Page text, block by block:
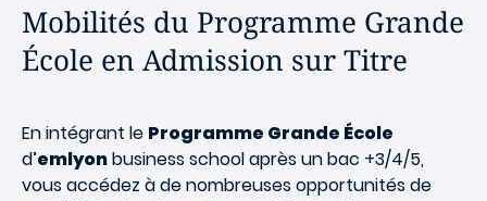
Mobilités du Programme Grande
École en Admission sur Titre
En intégrant le Programme Grande École
d’emlyonbusiness school après un bac +3/4/5,
vous accédez à de nombreuses opportunités de